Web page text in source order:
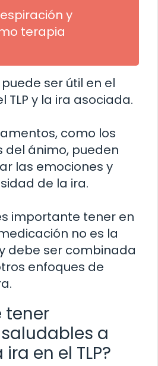
y
terapia
ser útil en el
y la ira asociada.
como los
del ánimo, pueden
las emociones y
de la ira.
importante tener en
no es la
debe ser combinada
enfoques de
tener
a
en el TLP?